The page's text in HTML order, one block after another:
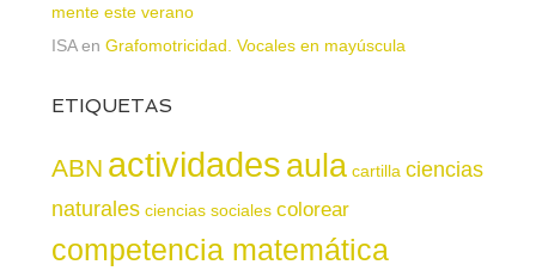
mente este verano
ISAen Grafomotricidad. Vocales en mayúscula
ETIQUETAS
ABN actividadesaula cartilla ciencias
naturales ciencias sociales colorear
competencia matemática